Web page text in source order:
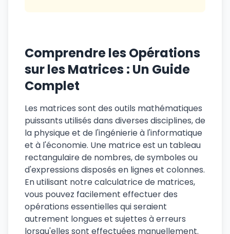
Comprendre les Opérations
sur les Matrices : Un Guide
Complet
Les matrices sont des outils mathématiques
puissants utilisés dans diverses disciplines, de
la physique et de l'ingénierie à l'informatique
et à l'économie. Une matrice est un tableau
rectangulaire de nombres, de symboles ou
d'expressions disposés en lignes et colonnes.
En utilisant notre calculatrice de matrices,
vous pouvez facilement effectuer des
opérations essentielles qui seraient
autrement longues et sujettes à erreurs
lorsqu'elles sont effectuées manuellement.